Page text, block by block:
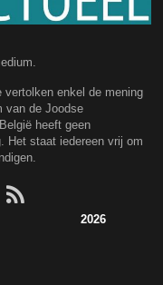
enkel de mening
van de Joodse
heeft geen
Het staat iedereen vrij om
2026